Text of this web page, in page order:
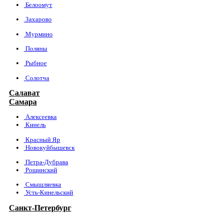
Белоомут
Захарово
Мурмино
Поляны
Рыбное
Солотча
Салават
Самара
Алексеевка
Кинель
Красный Яр
Новокуйбышевск
Петра-Дубрава
Рощинский
Смышляевка
Усть-Кинельский
Санкт-Петербург